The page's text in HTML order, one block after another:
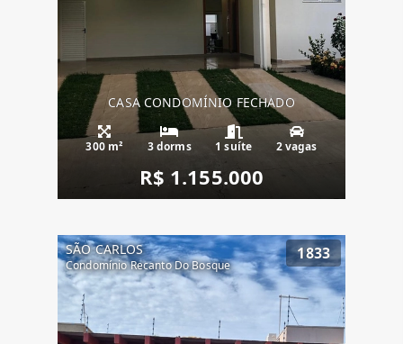
CASA CONDOMÍNIO FECHADO
300 m² 3 dorms 1 suíte 2 vagas
R$ 1.155.000
SÃO CARLOS
Condomínio Recanto Do Bosque
1833